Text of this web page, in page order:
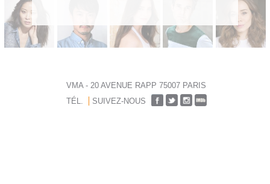
VMA - 20 AVENUE RAPP 75007 PARIS
TÉL.
SUIVEZ-NOUS